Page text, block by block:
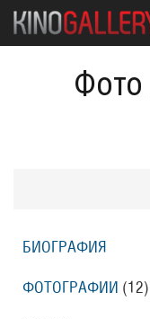
Фото
БИОГРАФИЯ
ФОТОГРАФИИ (12)